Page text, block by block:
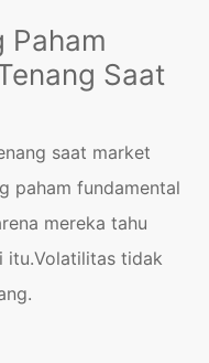
Paham
Saat
saat market
paham fundamental
mereka tahu
itu.Volatilitas tidak